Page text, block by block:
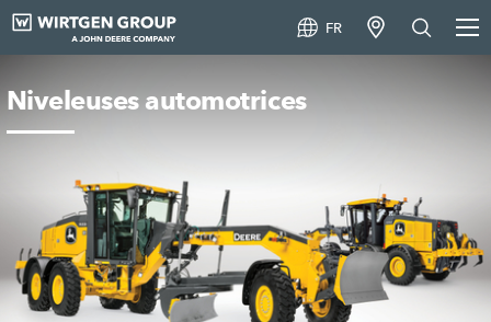
FR
Niveleuses automotrices